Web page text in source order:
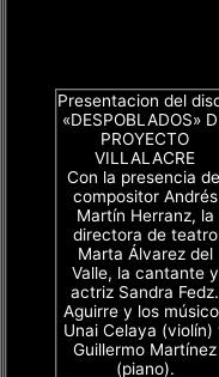
Presentacion del
«DESPOBLADOS»
PROYECTO
VILLALACRE
Con la presencia
compositor Andrés
Martín Herranz, la
directora de teatro
Marta Álvarez del
Valle, la cantante y
actriz Sandra Fedz.
Aguirre y los
Unai Celaya (violín)
Guillermo Martínez
(piano).